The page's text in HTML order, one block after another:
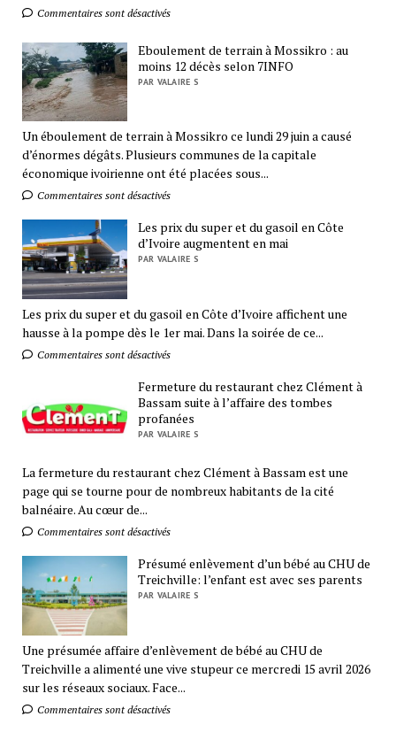
Commentaires sont désactivés
Eboulement de terrain à Mossikro : au
moins 12 décès selon 7INFO
PAR VALAIRE S
Un éboulement de terrain à Mossikro ce lundi 29 juin a causé
d’énormes dégâts. Plusieurs communes de la capitale
économique ivoirienne ont été placées sous...
Commentaires sont désactivés
Les prix du super et du gasoil en Côte
d’Ivoire augmentent en mai
PAR VALAIRE S
Les prix du super et du gasoil en Côte d’Ivoire affichent une
hausse à la pompe dès le 1er mai. Dans la soirée de ce...
Commentaires sont désactivés
Fermeture du restaurant chez Clément à
Bassam suite à l’affaire des tombes
profanées
PAR VALAIRE S
La fermeture du restaurant chez Clément à Bassam est une
page qui se tourne pour de nombreux habitants de la cité
balnéaire. Au cœur de...
Commentaires sont désactivés
Présumé enlèvement d’un bébé au CHU de
Treichville: l’enfant est avec ses parents
PAR VALAIRE S
Une présumée affaire d’enlèvement de bébé au CHU de
Treichville a alimenté une vive stupeur ce mercredi 15 avril 2026
sur les réseaux sociaux. Face...
Commentaires sont désactivés